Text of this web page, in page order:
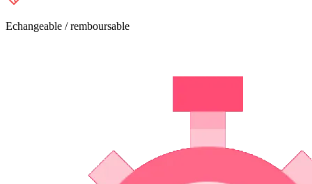
Echangeable / remboursable